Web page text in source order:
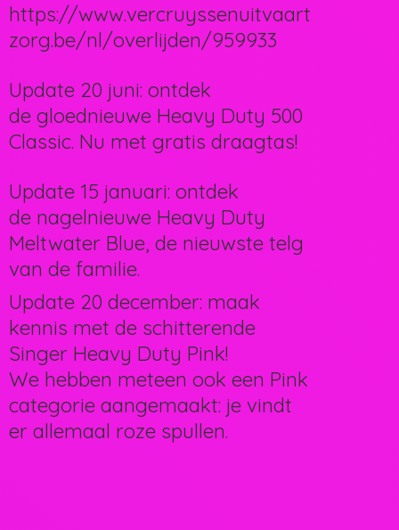
https://www.vercruyssenuitvaart
zorg.be/nl/overlijden/959933
Update 20 juni: ontdek
de gloednieuwe Heavy Duty 500
Classic. Nu met gratis draagtas!
Update 15 januari: ontdek
de nagelnieuwe Heavy Duty
Meltwater Blue, de nieuwste telg
van de familie.
Update 20 december: maak
kennis met de schitterende
Singer Heavy Duty Pink!
We hebben meteen ook een Pink
categorie aangemaakt: je vindt
er allemaal roze spullen.